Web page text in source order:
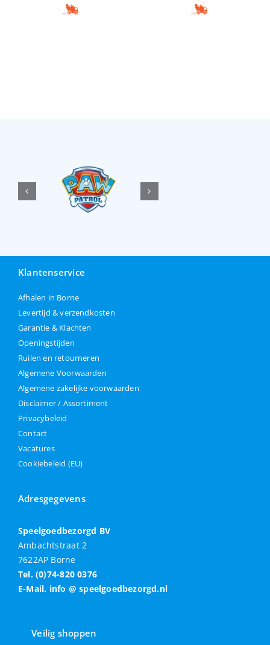
Klantenservice
Afhalen in Borne
Levertijd & verzendkosten
Garantie & Klachten
Openingstijden
Ruilen en retourneren
Algemene Voorwaarden
Algemene zakelijke voorwaarden
Disclaimer / Assortiment
Privacybeleid
Contact
Vacatures
Cookiebeleid (EU)
Adresgegevens
Speelgoedbezorgd BV
Ambachtstraat 2
7622AP Borne
Tel. (0)74-820 0376
E-Mail. info @ speelgoedbezorgd.nl
Veilig shoppen